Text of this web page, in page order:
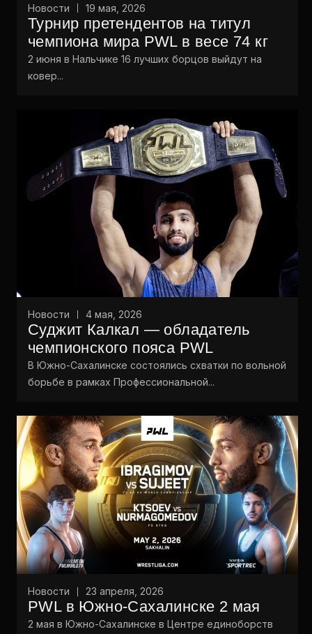
Новости 19 мая, 2026
Турнир претендентов на титул
чемпиона мира PWL в весе 74 кг
2 июня в Нальчике 16 лучших борцов выйдут на
ковер...
Новости 4 мая, 2026
Суджит Калкал — обладатель
чемпионского пояса PWL
В Южно-Сахалинске состоялись схватки по вольной
борьбе в рамках Профессиональной...
Новости 23 апреля, 2026
PWL в Южно-Сахалинске 2 мая
2 мая в Южно-Сахалинске в Центре единоборств